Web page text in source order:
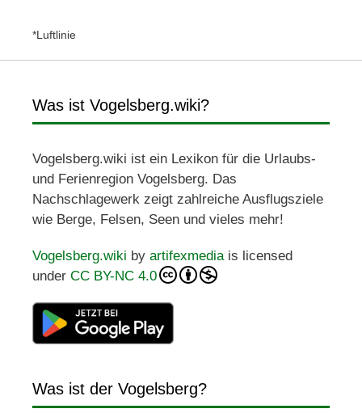
*Luftlinie
Was ist Vogelsberg.wiki?
Vogelsberg.wiki ist ein Lexikon für die Urlaubs-
und Ferienregion Vogelsberg. Das
Nachschlagewerk zeigt zahlreiche Ausflugsziele
wie Berge, Felsen, Seen und vieles mehr!
Vogelsberg.wiki by artifexmediais licensed
under CC BY-NC 4.0
Was ist der Vogelsberg?